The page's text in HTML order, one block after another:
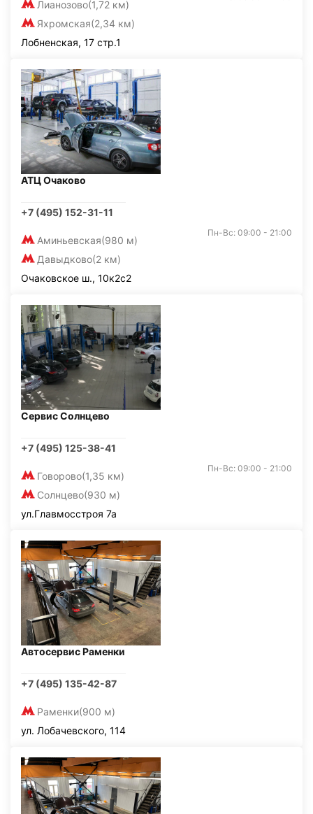
Лианозово(1,72 км)
Яхромская(2,34 км)
Лобненская, 17 стр.1
АТЦ Очаково
+7 (495) 152-31-11
Аминьевская(980 м)
Давыдково(2 км)
Пн-Вс: 09:00 - 21:00
Очаковское ш., 10к2с2
Сервис Солнцево
+7 (495) 125-38-41
Говорово(1,35 км)
Солнцево(930 м)
Пн-Вс: 09:00 - 21:00
ул.Главмосстроя 7а
Автосервис Раменки
+7 (495) 135-42-87
Раменки(900 м)
ул. Лобачевского, 114